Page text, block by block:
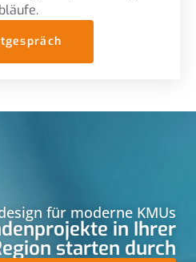
für moderne KMUs
in Ihrer
starten durch